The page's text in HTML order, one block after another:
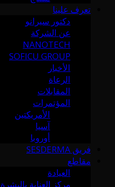
تعرف علينا
دكتور سيرانو
عن الشركة
NANOTECH
SOFICU GROUP
الأخبار
الرعاة
المقابلات
المؤتمرات
الأمريكتين
آسيا
أوروبا
فريق SESDERMA
مقاطع
العيادة
مركز العناية بالبشرة